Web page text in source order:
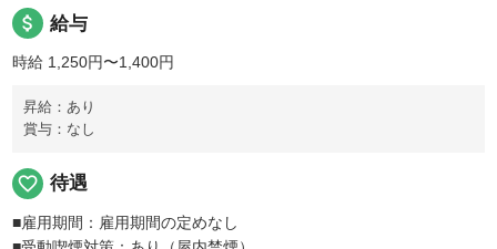
attach_money 給与
時給 1,250円〜1,400円
昇給：あり
賞与：なし
favorite_border 待遇
■雇用期間：雇用期間の定めなし